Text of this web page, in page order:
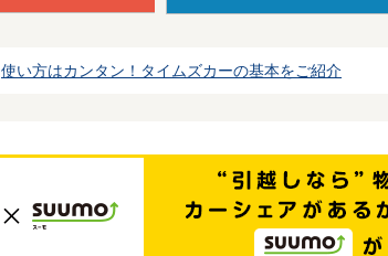
使い方はカンタン！タイムズカーの基本をご紹介